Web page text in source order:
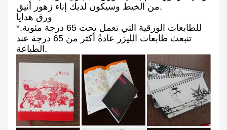
من الخيط وسيكون لديك إناء زهور أنيق.
ورق هدايا
للطابعات الورقية التي تعمل تحت 65 درجة مئوية.*
تنبعث طابعات الليزر عادةً أكثر من 65 درجة عند
الطباعة.